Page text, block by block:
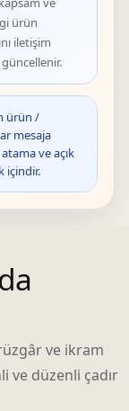
ürün
iletişim
ürün /
mesaja
ve açık
içindir.
ve ikram
ve düzenli çadır